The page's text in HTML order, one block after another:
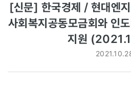
[신문] 한국경제 / 현대엔
사회복지공동모금회와 인
지원